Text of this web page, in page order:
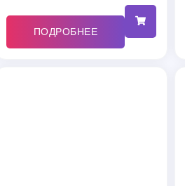
ПОДРОБНЕЕ